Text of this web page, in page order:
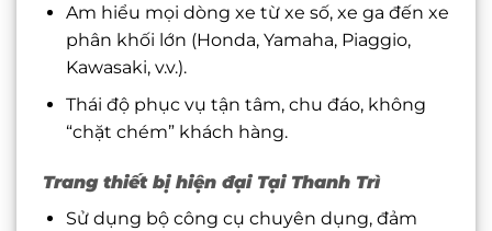
Am hiểu mọi dòng xe từ xe số, xe ga đến xe
phân khối lớn (Honda, Yamaha, Piaggio,
Kawasaki, v.v.).
Thái độ phục vụ tận tâm, chu đáo, không
“chặt chém” khách hàng.
Trang thiết bị hiện đại Tại Thanh Trì
Sử dụng bộ công cụ chuyên dụng, đảm